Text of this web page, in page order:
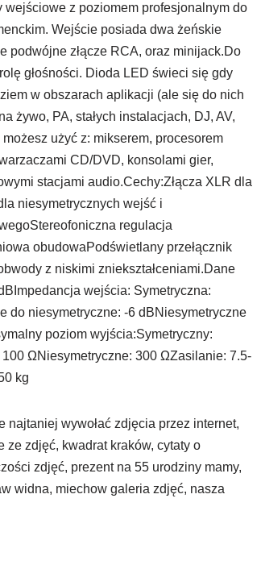
z poziomem profesjonalnym do
Wejście posiada dwa żeńskie
podwójne złącze RCA, oraz minijack.Do
głośności. Dioda LED świeci się gdy
w obszarach aplikacji (ale się do nich
żywo, PA, stałych instalacjach, DJ, AV,
użyć z: mikserem, procesorem
CD/DVD, konsolami gier,
stacjami audio.Cechy:Złącza XLR dla
niesymetrycznych wejść i
regulacja
obudowaPodświetlany przełącznik
z niskimi zniekształceniami.Dane
wejścia: Symetryczna:
do niesymetryczne: -6 dBNiesymetryczne
poziom wyjścia:Symetryczny:
ΩNiesymetryczne: 300 ΩZasilanie: 7.5-
kg
wywołać zdjęcia przez internet,
ze zdjęć, kwadrat kraków, cytaty o
zdjęć, prezent na 55 urodziny mamy,
widna, miechow galeria zdjęć, nasza